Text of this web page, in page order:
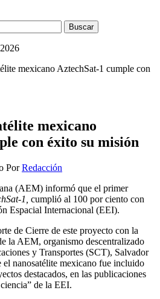
mexicano AztechSat-1 cumple con
mexicano
con éxito su misión
Por Redacción
(AEM) informó que el primer
1, cumplió al 100 por ciento con
Espacial Internacional (EEI).
de Cierre de este proyecto con la
la AEM, organismo descentralizado
y Transportes (SCT), Salvador
el nanosatélite mexicano fue incluido
destacados, en las publicaciones
de la EEI.